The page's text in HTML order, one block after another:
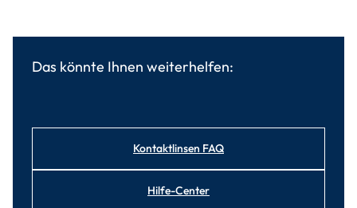
Das könnte Ihnen weiterhelfen:
Kontaktlinsen FAQ
Hilfe-Center